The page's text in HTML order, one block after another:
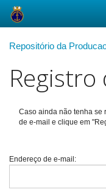
SkipRepositório da
Caso ainda não tenha se
de e-mail e clique em
Endereço de e-mail: